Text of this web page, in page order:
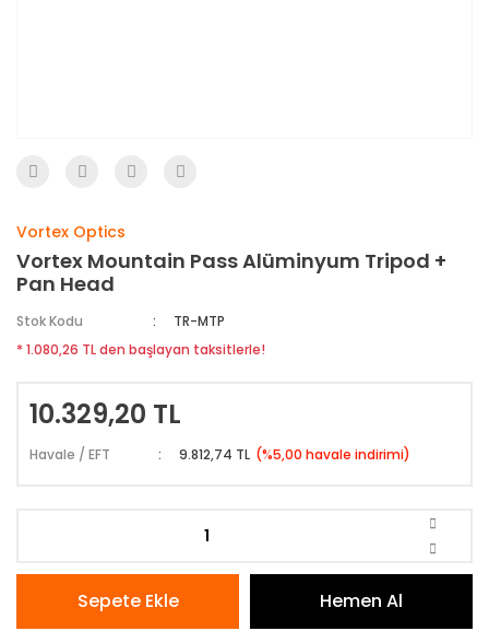
Vortex Optics
Vortex Mountain Pass Alüminyum Tripod +
Pan Head
Stok Kodu
TR-MTP
* 1.080,26 TL den başlayan taksitlerle!
10.329,20 TL
Havale / EFT 9.812,74 TL (%5,00 havale indirimi)
Sepete Ekle Hemen Al